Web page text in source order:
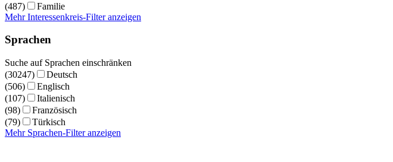
(487)
Familie
Mehr Interessenkreis-Filter anzeigen
Sprachen
Suche auf Sprachen einschränken
(30247)
Deutsch
(506)
Englisch
(107)
Italienisch
(98)
Französisch
(79)
Türkisch
Mehr Sprachen-Filter anzeigen